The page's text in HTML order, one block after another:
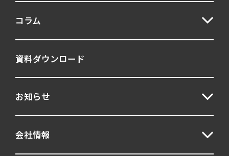
コラム
資料ダウンロード
お知らせ
会社情報